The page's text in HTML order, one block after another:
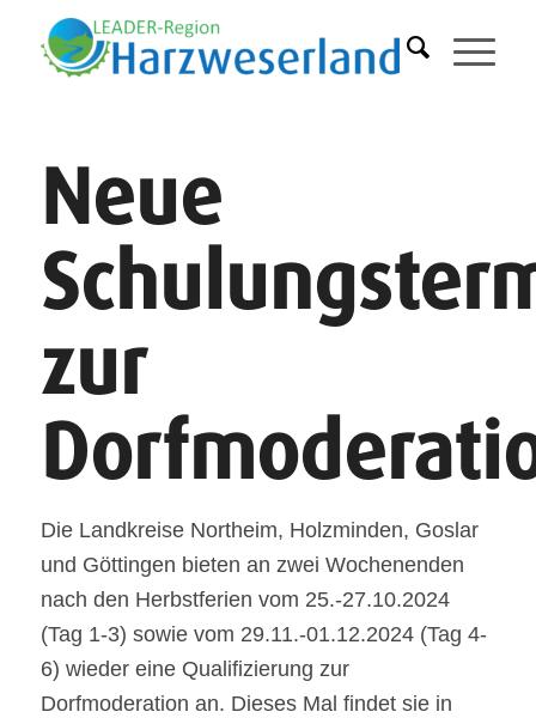
Neue
zur
Die Landkreise Northeim, Holzminden, Goslar
und Göttingen bieten an zwei Wochenenden
nach den Herbstferien vom 25.-27.10.2024
(Tag 1-3) sowie vom 29.11.-01.12.2024 (Tag 4-
6) wieder eine Qualifizierung zur
Dorfmoderation an. Dieses Mal findet sie in